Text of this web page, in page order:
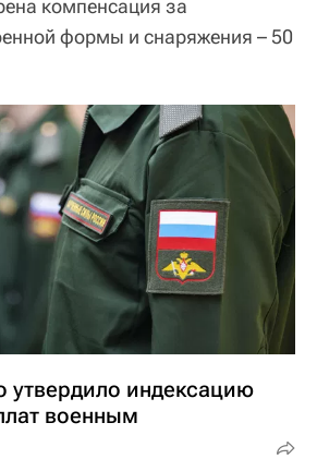
компенсация за
формы и снаряжения – 50
утвердило индексацию
военным